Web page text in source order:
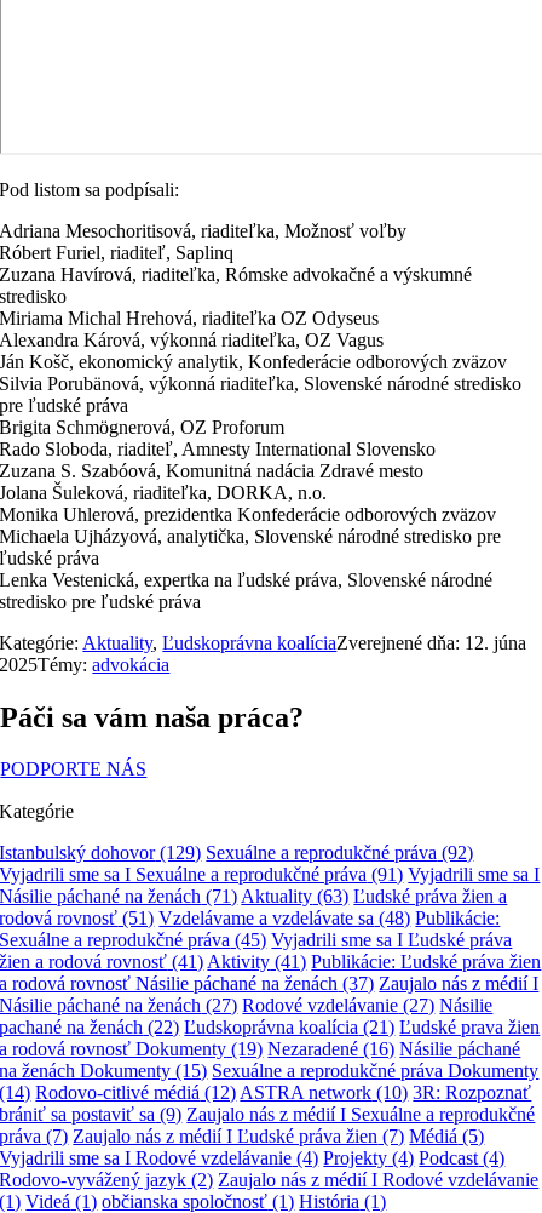
Pod listom sa podpísali:
Adriana Mesochoritisová, riaditeľka, Možnosť voľby
Róbert Furiel, riaditeľ, Saplinq
Zuzana Havírová, riaditeľka, Rómske advokačné a výskumné
stredisko
Miriama Michal Hrehová, riaditeľka OZ Odyseus
Alexandra Kárová, výkonná riaditeľka, OZ Vagus
Ján Košč, ekonomický analytik, Konfederácie odborových zväzov
Silvia Porubänová, výkonná riaditeľka, Slovenské národné stredisko
pre ľudské práva
Brigita Schmögnerová, OZ Proforum
Rado Sloboda, riaditeľ, Amnesty International Slovensko
Zuzana S. Szabóová, Komunitná nadácia Zdravé mesto
Jolana Šuleková, riaditeľka, DORKA, n.o.
Monika Uhlerová, prezidentka Konfederácie odborových zväzov
Michaela Ujházyová, analytička, Slovenské národné stredisko pre
ľudské práva
Lenka Vestenická, expertka na ľudské práva, Slovenské národné
stredisko pre ľudské práva
Kategórie: Aktuality,Ľudskoprávna koalíciaZverejnené dňa: 12. júna
2025Témy:advokácia
Páči sa vám naša práca?
PODPORTE NÁS
Kategórie
Istanbulský dohovor(129) Sexuálne a reprodukčné práva (92)
Vyjadrili sme sa I Sexuálne a reprodukčné práva (91) Vyjadrili sme sa I
Násilie páchané na ženách (71) Aktuality (63) Ľudské práva žien a
rodová rovnosť (51) Vzdelávame a vzdelávate sa (48) Publikácie:
Sexuálne a reprodukčné práva (45) Vyjadrili sme sa I Ľudské práva
žien a rodová rovnosť (41) Aktivity (41) Publikácie: Ľudské práva žien
a rodová rovnosť Násilie páchané na ženách (37) Zaujalo nás z médií I
Násilie páchané na ženách (27) Rodové vzdelávanie (27) Násilie
pachané na ženách (22) Ľudskoprávna koalícia (21) Ľudské prava žien
a rodová rovnosť Dokumenty (19) Nezaradené (16) Násilie páchané
na ženách Dokumenty (15) Sexuálne a reprodukčné práva Dokumenty
(14) Rodovo-citlivé médiá (12) ASTRA network (10) 3R: Rozpoznať
brániť sa postaviť sa (9) Zaujalo nás z médií I Sexuálne a reprodukčné
práva (7) Zaujalo nás z médií I Ľudské práva žien (7) Médiá (5)
Vyjadrili sme sa I Rodové vzdelávanie (4) Projekty (4) Podcast (4)
Rodovo-vyvážený jazyk (2) Zaujalo nás z médií I Rodové vzdelávanie
(1) Videá (1) občianska spoločnosť (1) História (1)